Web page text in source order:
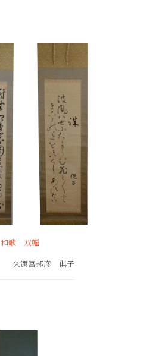
和歌 双幅
久邇宮邦彦 俱子